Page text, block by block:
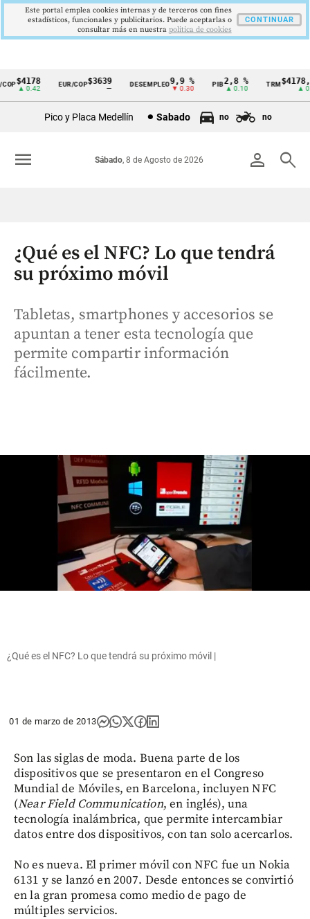
Cintillo
Colombia
$4178
▲ 0.42
EUR/COP$3639 DESEMPLEO 9,9 %
▼ 0.30
PIB2,8 %
▲ 0.10
TRM$4178,23
▲ 0.42
Pico y Placa Medellín Sabado no no
person search
Sábado, 8 de Agosto de 2026
menu
¿Qué es el NFC? Lo que tendrá
su próximo móvil
Tabletas, smartphones y accesorios se
apuntan a tener esta tecnología que
permite compartir información
fácilmente.
¿Qué es el NFC? Lo que tendrá su próximo móvil |
01 de marzo de 2013
Son las siglas de moda. Buena parte de los
dispositivos que se presentaron en el Congreso
Mundial de Móviles, en Barcelona, incluyen NFC
(Near Field Communication, en inglés), una
tecnología inalámbrica, que permite intercambiar
datos entre dos dispositivos, con tan solo acercarlos.
No es nueva. El primer móvil con NFC fue un Nokia
6131 y se lanzó en 2007. Desde entonces se convirtió
en la gran promesa como medio de pago de
múltiples servicios.
Este portal emplea cookies internas y de terceros con fines
estadísticos, funcionales y publicitarios. Puede aceptarlas o
consultar más en nuestra politica de cookies
CONTINUAR